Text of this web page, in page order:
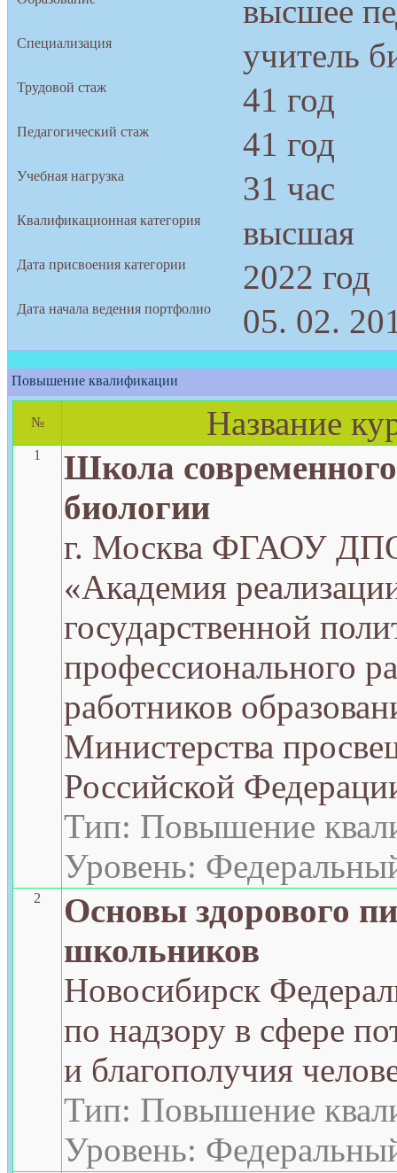
высшее
Специализация учитель
Трудовой стаж 41 год
Педагогический стаж 41 год
Учебная нагрузка 31 час
Квалификационная категория высшая
Дата присвоения категории 2022 год
Дата начала ведения портфолио 05. 02.
Повышение квалификации
№ Название
1
Школа
биологии
г. Москва ФГАОУ
«Академия
государственной
профессионального
работников
Министерства
Российской
Тип: Повышение
Уровень:
2
Основы здорового
школьников
Новосибирск
по надзору в сфере
и благополучия
Тип: Повышение
Уровень: